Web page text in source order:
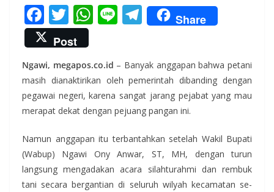
F
ac
e
b
o
o
k
T
w
itt
er
W
s
A
p
p
Li T
el
gr
a
m
Share
Post
Ngawi, megapos.co.id – Banyak anggapan bahwa petani
masih dianaktirikan oleh pemerintah dibanding dengan
pegawai negeri, karena sangat jarang pejabat yang mau
merapat dekat dengan pejuang pangan ini.
Namun anggapan itu terbantahkan setelah Wakil Bupati
(Wabup) Ngawi Ony Anwar, ST, MH, dengan turun
langsung mengadakan acara silahturahmi dan rembuk
tani secara bergantian di seluruh wilyah kecamatan se-